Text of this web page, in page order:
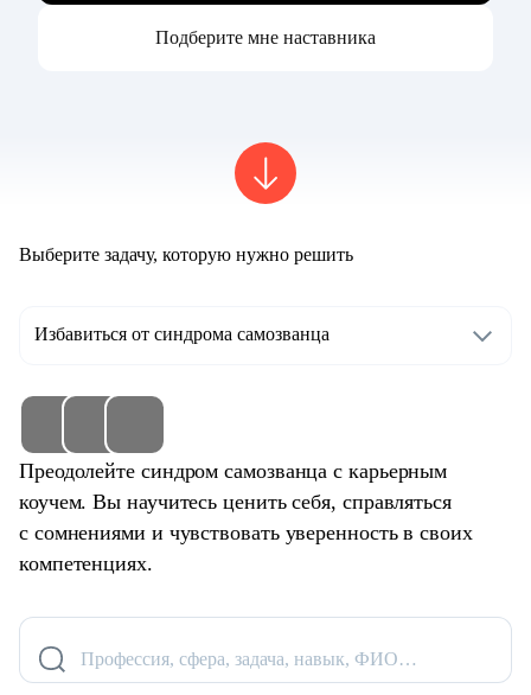
Подберите мне наставника
Выберите задачу, которую нужно решить
Избавиться от синдрома самозванца
Преодолейте синдром самозванца с карьерным
коучем. Вы научитесь ценить себя, справляться
с сомнениями и чувствовать уверенность в своих
компетенциях.
Профессия, сфера, задача, навык, ФИО…